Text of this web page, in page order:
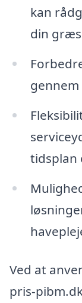
kan
din
tidsplan
Ved at
pris-